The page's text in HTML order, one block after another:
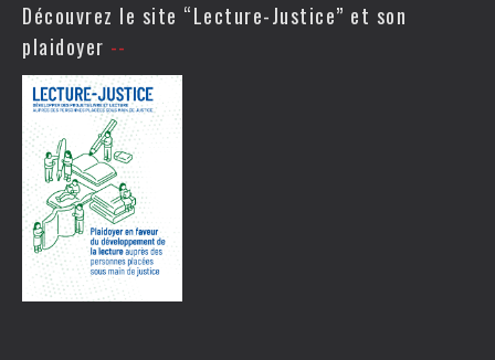
Découvrez le site “Lecture-Justice” et son
plaidoyer